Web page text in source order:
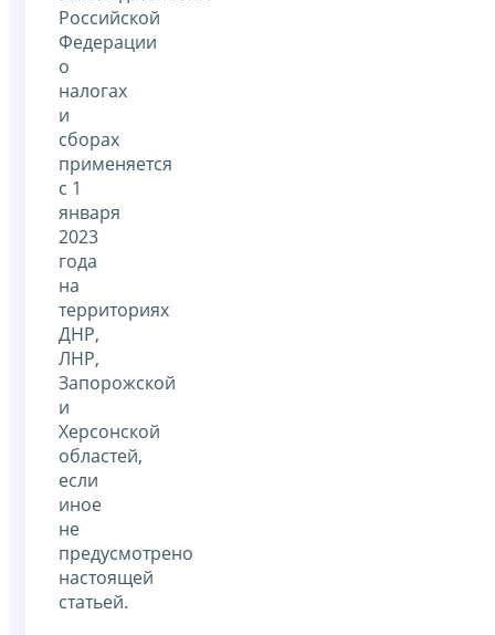
Российской
Федерации
о
налогах
и
сборах
применяется
с 1
января
2023
года
на
территориях
ДНР,
ЛНР,
Запорожской
и
Херсонской
областей,
если
иное
не
предусмотрено
настоящей
статьей.